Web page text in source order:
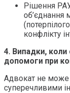
Рішення
об’єднання
конфлікту
4. Випадки,
допомоги при
Адвокат не може
суперечливими